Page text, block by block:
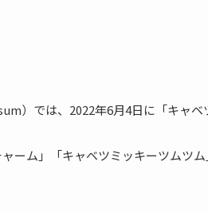
）では、2022年6月4日に「キャベ
ーム」「キャベツミッキーツムツ